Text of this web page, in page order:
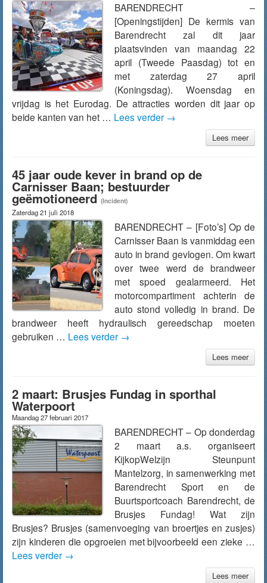
BARENDRECHT –
[Openingstijden] De kermis van
Barendrecht zal dit jaar
plaatsvinden van maandag 22
april (Tweede Paasdag) tot en
met zaterdag 27 april
(Koningsdag). Woensdag en
vrijdag is het Eurodag. De attracties worden dit jaar op
beide kanten van het … Lees verder →
Lees meer
45 jaar oude kever in brand op de
Carnisser Baan; bestuurder
geëmotioneerd (Incident)
Zaterdag 21 juli 2018
BARENDRECHT – [Foto’s] Op de
Carnisser Baan is vanmiddag een
auto in brand gevlogen. Om kwart
over twee werd de brandweer
met spoed gealarmeerd. Het
motorcompartiment achterin de
auto stond volledig in brand. De
brandweer heeft hydraulisch gereedschap moeten
gebruiken … Lees verder →
Lees meer
2 maart: Brusjes Fundag in sporthal
Waterpoort
Maandag 27 februari 2017
BARENDRECHT – Op donderdag
2 maart a.s. organiseert
KijkopWelzijn Steunpunt
Mantelzorg, in samenwerking met
Barendrecht Sport en de
Buurtsportcoach Barendrecht, de
Brusjes Fundag! Wat zijn
Brusjes? Brusjes (samenvoeging van broertjes en zusjes)
zijn kinderen die opgroeien met bijvoorbeeld een zieke …
Lees verder →
Lees meer